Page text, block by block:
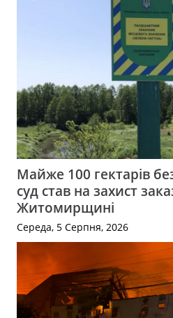
Майже 100 гектарів
суд став на захист
Житомирщині
Середа, 5 Серпня, 2026